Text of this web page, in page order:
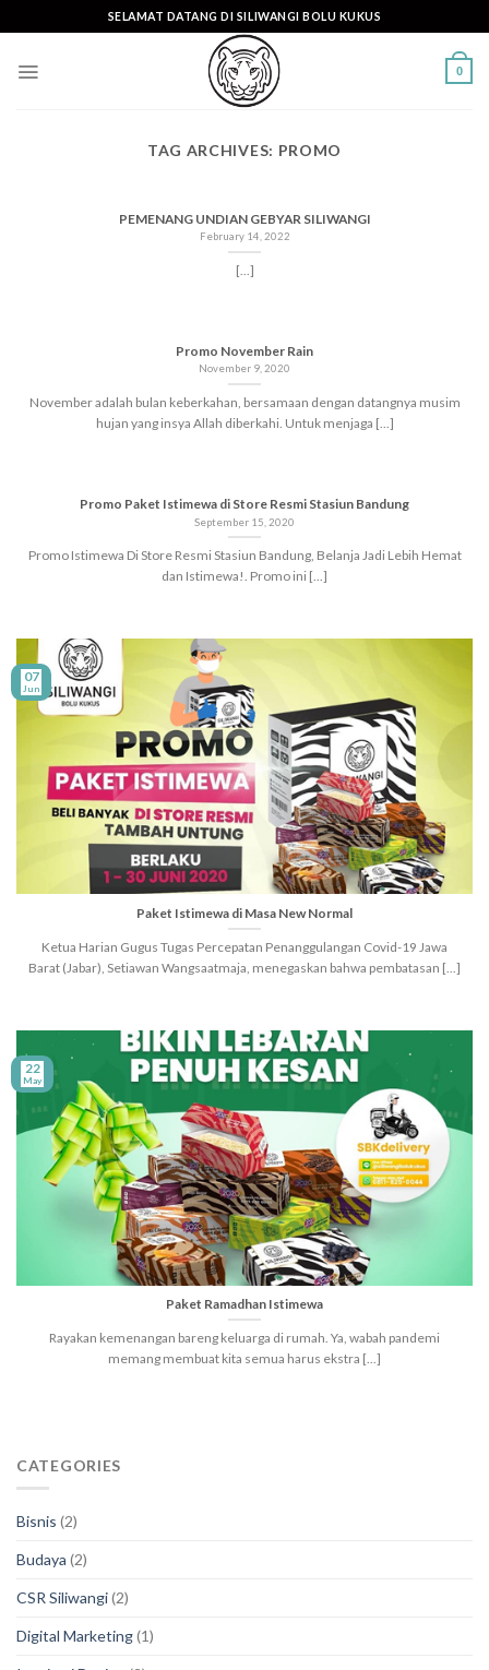
to
SELAMAT DATANG DI SILIWANGI BOLU KUKUS
0
TAG ARCHIVES: PROMO
CATEGORIES
Bisnis (2)
Budaya (2)
CSR Siliwangi(2)
Digital Marketing(1)
PEMENANG UNDIAN GEBYAR SILIWANGI
February 14, 2022
[...]
Promo November Rain
November 9, 2020
November adalah bulan keberkahan, bersamaan dengan datangnya musim
hujan yang insya Allah diberkahi. Untuk menjaga [...]
Promo Paket Istimewa di Store Resmi Stasiun Bandung
September 15, 2020
Promo Istimewa Di Store Resmi Stasiun Bandung, Belanja Jadi Lebih Hemat
dan Istimewa!. Promo ini [...]
Paket Istimewa di Masa New Normal
Ketua Harian Gugus Tugas Percepatan Penanggulangan Covid-19 Jawa
Barat (Jabar), Setiawan Wangsaatmaja, menegaskan bahwa pembatasan [...]
07
Jun
Paket Ramadhan Istimewa
Rayakan kemenangan bareng keluarga di rumah. Ya, wabah pandemi
memang membuat kita semua harus ekstra [...]
22
May